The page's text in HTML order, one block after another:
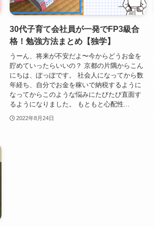
30代子育て会社員が一発でFP3級合
格！勉強方法まとめ【独学】
うーん、将来が不安だよ〜今からどうお金を
貯めていったらいいの？ 京都の片隅からこん
にちは、ぽっぽです。 社会人になってから数
年経ち、自分でお金を稼いで納税するように
なってからこのような悩みにたびたび直面す
るようになりました。 もともと心配性...
2022年8月24日